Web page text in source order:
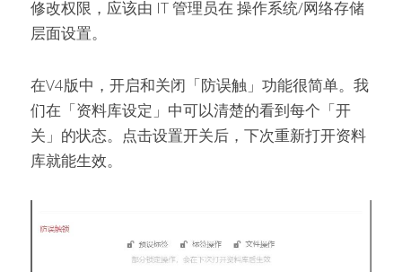
修改权限，应该由 IT 管理员在 操作系统/网络存储
层面设置。
在V4版中，开启和关闭「防误触」功能很简单。我
们在「资料库设定」中可以清楚的看到每个「开
关」的状态。点击设置开关后，下次重新打开资料
库就能生效。